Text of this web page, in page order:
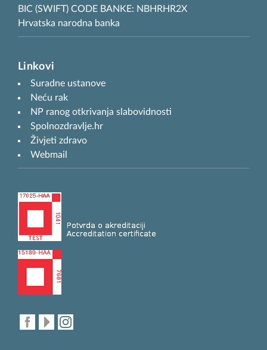
BIC (SWIFT) CODE BANKE: NBHRHR2X
Hrvatska narodna banka
Linkovi
Suradne ustanove
Neću rak
NP ranog otkrivanja slabovidnosti
Spolnozdravlje.hr
Živjeti zdravo
Webmail